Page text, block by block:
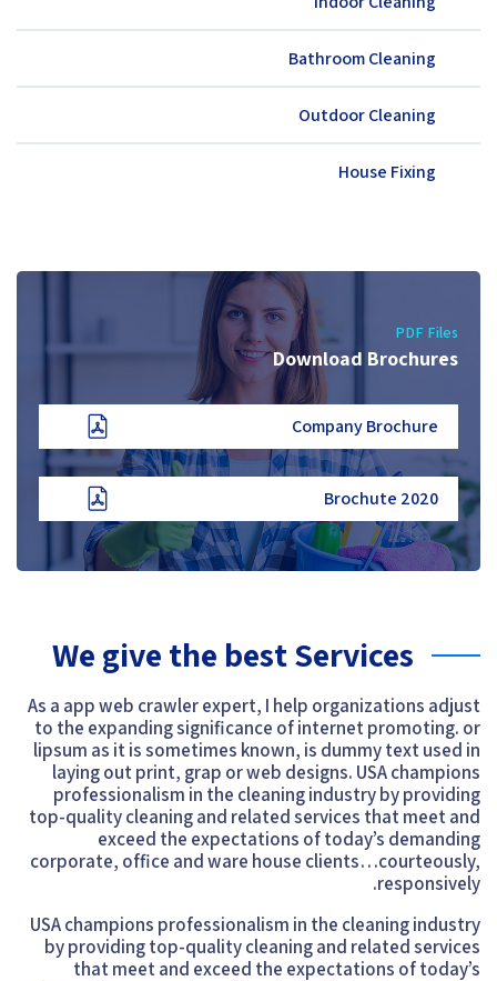
Bathroom Cleaning
Outdoor Cleaning
House Fixing
PDF Files
Download Brochures
Company Brochure
2020 Brochute
We give the best Services
As a app web crawler expert, I help organizations adjust
to the expanding significance of internet promoting. or
lipsum as it is sometimes known, is dummy text used in
laying out print, grap or web designs. USA champions
professionalism in the cleaning industry by providing
top-quality cleaning and related services that meet and
exceed the expectations of today’s demanding
corporate, office and ware house clients…courteously,
responsively.
USA champions professionalism in the cleaning industry
by providing top-quality cleaning and related services
that meet and exceed the expectations of today’s